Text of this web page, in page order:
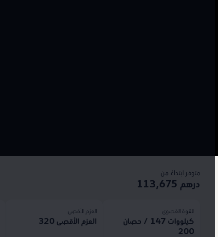
متوفر ابتداءً من
درهم 113,675
القوة القصوى
كيلووات 147 / حصان
200
العزم الأقصى
العزم الأقصى 320